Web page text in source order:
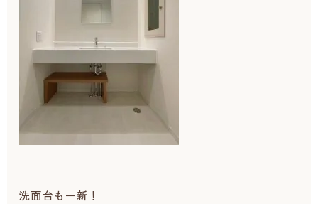
洗面台も一新！